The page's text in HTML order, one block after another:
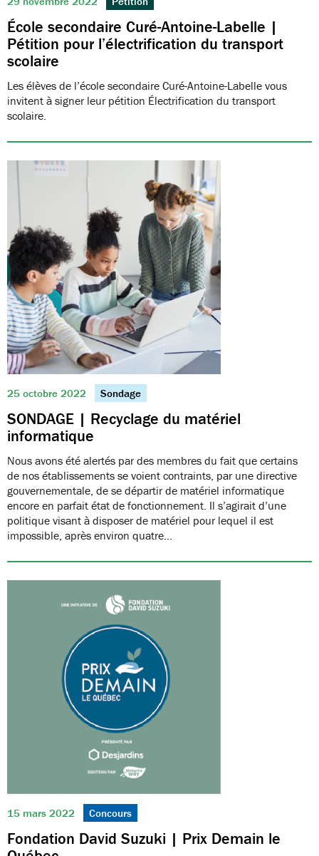
École secondaire Curé-Antoine-Labelle |
Pétition pour l’électrification du transport
scolaire
Les élèves de l’école secondaire Curé-Antoine-Labelle vous
invitent à signer leur pétition Électrification du transport
scolaire.
25 octobre 2022 Sondage
SONDAGE | Recyclage du matériel
informatique
Nous avons été alertés par des membres du fait que certains
de nos établissements se voient contraints, par une directive
gouvernementale, de se départir de matériel informatique
encore en parfait état de fonctionnement. Il s’agirait d’une
politique visant à disposer de matériel pour lequel il est
impossible, après environ quatre…
15 mars 2022 Concours
Fondation David Suzuki | Prix Demain le